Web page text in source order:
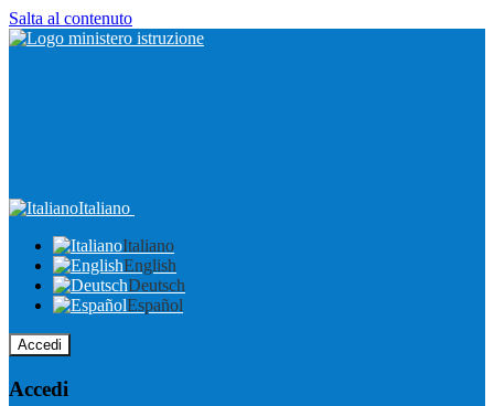
Salta al contenuto
Italiano
Italiano
English
Deutsch
Español
Accedi
Accedi